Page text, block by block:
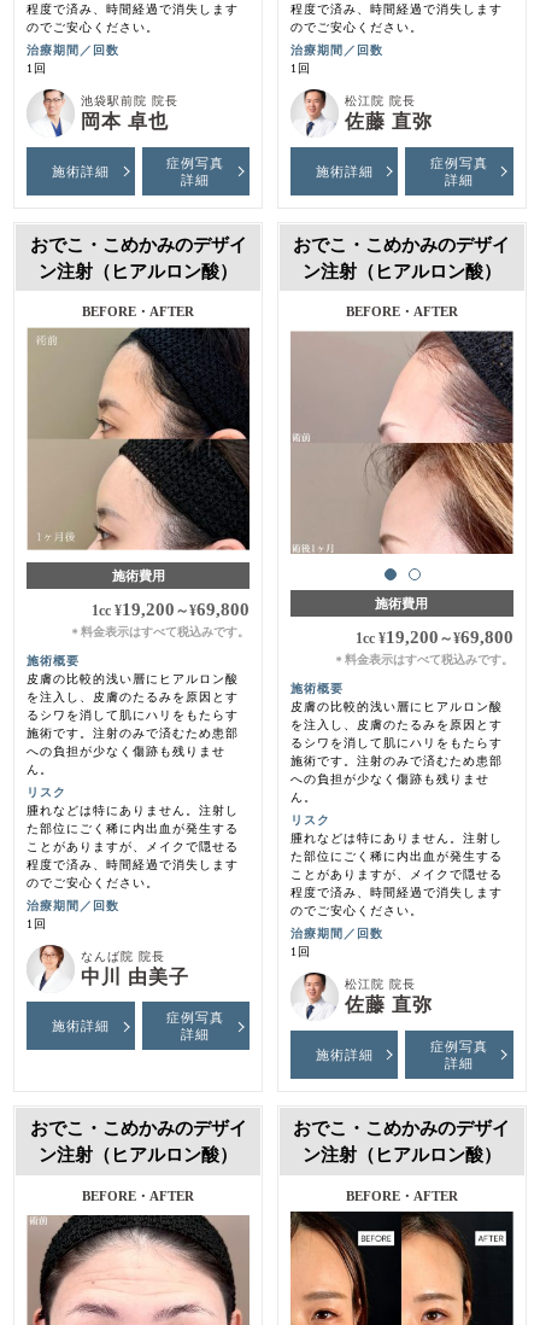
程度で済み、時間経過で消失します
のでご安心ください。
治療期間／回数
1回
池袋駅前院 院長
岡本 卓也
施術詳細
症例写真
詳細
程度で済み、時間経過で消失します
のでご安心ください。
治療期間／回数
1回
松江院 院長
佐藤 直弥
施術詳細
症例写真
詳細
おでこ・こめかみのデザイ
ン注射（ヒアルロン酸）
BEFORE・AFTER
施術費用
1cc¥19,200 ～¥69,800
＊料金表示はすべて税込みです。
施術概要
皮膚の比較的浅い層にヒアルロン酸
を注入し、皮膚のたるみを原因とす
るシワを消して肌にハリをもたらす
施術です。注射のみで済むため患部
への負担が少なく傷跡も残りませ
ん。
リスク
腫れなどは特にありません。注射し
た部位にごく稀に内出血が発生する
ことがありますが、メイクで隠せる
程度で済み、時間経過で消失します
のでご安心ください。
治療期間／回数
1回
なんば院 院長
中川 由美子
施術詳細
症例写真
詳細
おでこ・こめかみのデザイ
ン注射（ヒアルロン酸）
施術費用
1cc ¥19,200 ～¥69,800
＊ 料金表示はすべて税込みです。
施術概要
皮膚の比較的浅い層にヒアルロン酸
を注入し、皮膚のたるみを原因とす
るシワを消して肌にハリをもたらす
施術です。注射のみで済むため患部
への負担が少なく傷跡も残りませ
ん。
リスク
腫れなどは特にありません。注射し
た部位にごく稀に内出血が発生する
ことがありますが、メイクで隠せる
程度で済み、時間経過で消失します
のでご安心ください。
治療期間／回数
1回
松江院 院長
佐藤 直弥
施術詳細
症例写真
詳細
おでこ・こめかみのデザイ
ン注射（ヒアルロン酸）
おでこ・こめかみのデザイ
ン注射（ヒアルロン酸）
BEFORE・AFTER